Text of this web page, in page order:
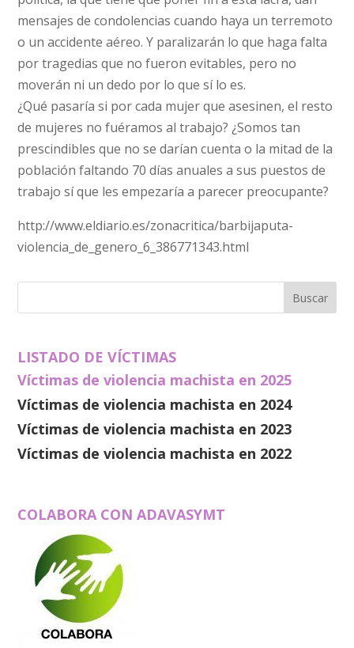
mensajes de condolencias cuando haya un terremoto
o un accidente aéreo. Y paralizarán lo que haga falta
por tragedias que no fueron evitables, pero no
moverán ni un dedo por lo que sí lo es.
¿Qué pasaría si por cada mujer que asesinen, el resto
de mujeres no fuéramos al trabajo? ¿Somos tan
prescindibles que no se darían cuenta o la mitad de la
población faltando 70 días anuales a sus puestos de
trabajo sí que les empezaría a parecer preocupante?
http://www.eldiario.es/zonacritica/barbijaputa-
violencia_de_genero_6_386771343.html
LISTADO DE VÍCTIMAS
Víctimas de violencia machista en 2025
Víctimas de violencia machista en 2024
Víctimas de violencia machista en 2023
Víctimas de violencia machista en 2022
COLABORA CON ADAVASYMT